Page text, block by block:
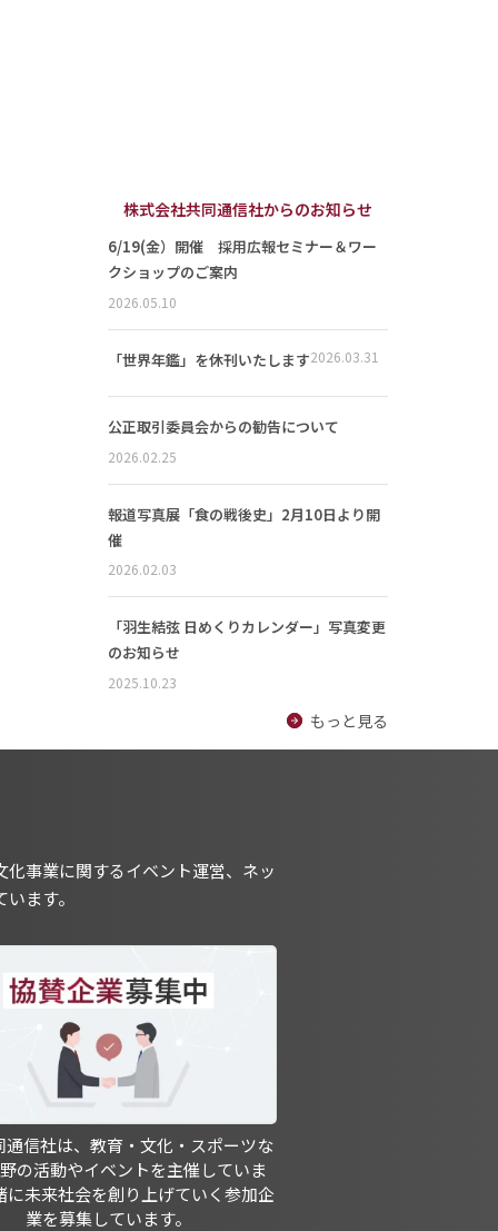
株式会社共同通信社からのお知らせ
6/19(金）開催 採用広報セミナー＆ワー
クショップのご案内
2026.05.10
「世界年鑑」を休刊いたします2026.03.31
公正取引委員会からの勧告について
2026.02.25
報道写真展「食の戦後史」2月10日より開
催
2026.02.03
「羽生結弦 日めくりカレンダー」写真変更
のお知らせ
2025.10.23
もっと見る
事業に関するイベント運営、ネッ
ます。
通信社は、教育・文化・スポーツな
の活動やイベントを主催していま
に未来社会を創り上げていく参加企
業を募集しています。